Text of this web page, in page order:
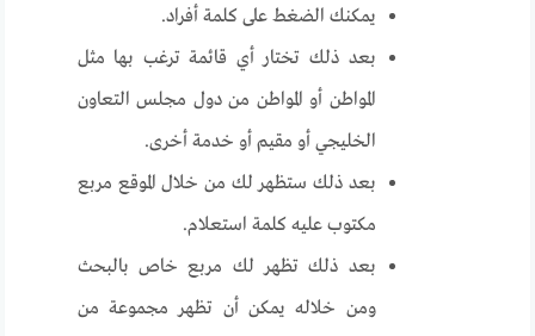
يمكنك الضغط على كلمة أفراد.
بعد ذلك تختار أي قائمة ترغب بها مثل
المواطن أو المواطن من دول مجلس التعاون
الخليجي أو مقيم أو خدمة أخرى.
بعد ذلك ستظهر لك من خلال الموقع مربع
مكتوب عليه كلمة استعلام.
بعد ذلك تظهر لك مربع خاص بالبحث
ومن خلاله يمكن أن تظهر مجموعة من